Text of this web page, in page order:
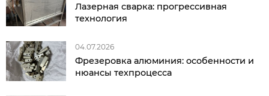
Лазерная сварка: прогрессивная
технология
04.07.2026
Фрезеровка алюминия: особенности и
нюансы техпроцесса